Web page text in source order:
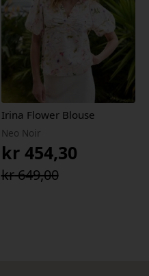
Irina Flower Blouse
Neo Noir
kr649,00
Opprinnelig
kr454,30
Nåværende